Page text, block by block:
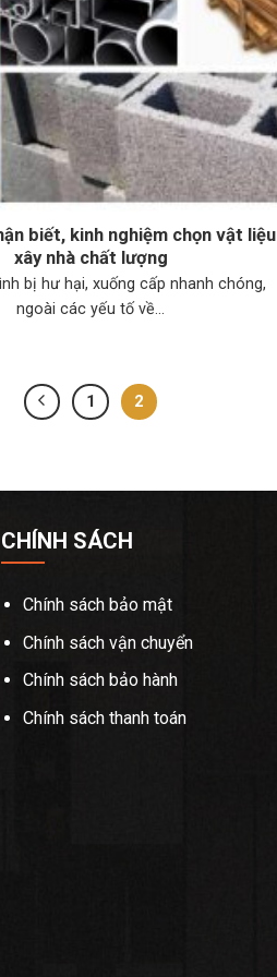
biết, kinh nghiệm chọn vật liệu
xây nhà chất lượng
bị hư hại, xuống cấp nhanh chóng,
ngoài các yếu tố về...
1 2
CHÍNH SÁCH
Chính sách bảo mật
Chính sách vận chuyển
Chính sách bảo hành
Chính sách thanh toán